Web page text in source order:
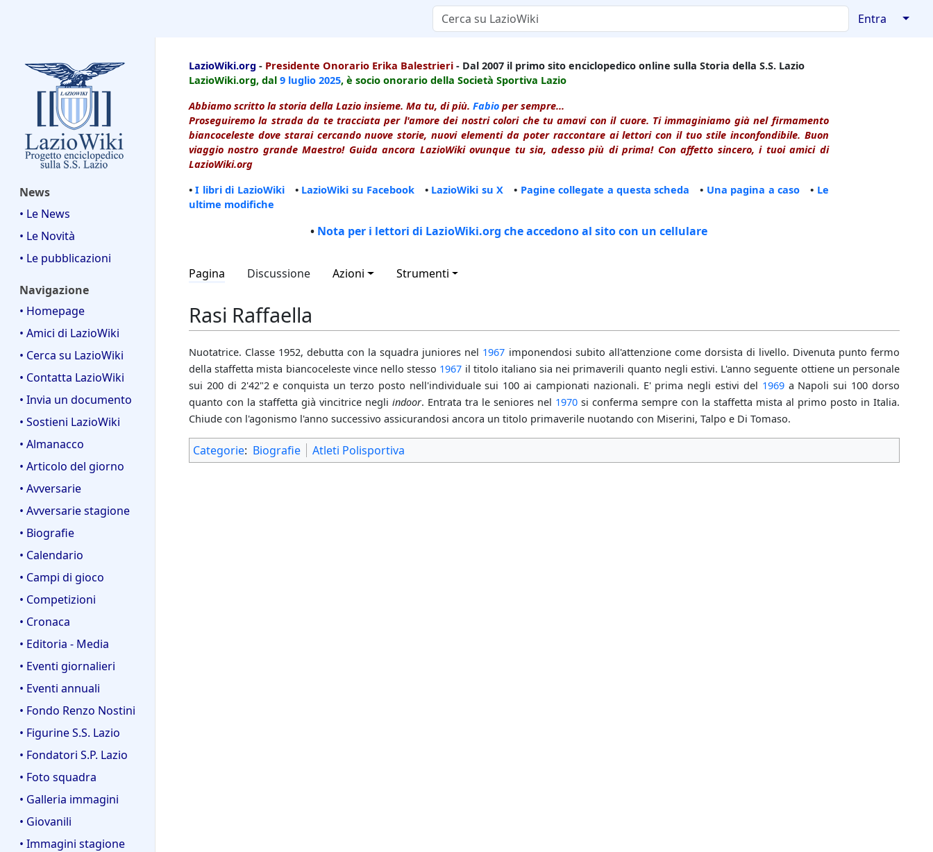
Entra ↓
News
• Le News
• Le Novità
• Le pubblicazioni
Navigazione
• Homepage
• Amici di LazioWiki
• Cerca su LazioWiki
• Contatta LazioWiki
• Invia un documento
• Sostieni LazioWiki
• Almanacco
• Articolo del giorno
• Avversarie
• Avversarie stagione
• Biografie
• Calendario
• Campi di gioco
• Competizioni
• Cronaca
• Editoria - Media
• Eventi giornalieri
• Eventi annuali
• Fondo Renzo Nostini
• Figurine S.S. Lazio
• Fondatori S.P. Lazio
• Foto squadra
• Galleria immagini
• Giovanili
• Immagini stagione
LazioWiki.org - Presidente Onorario Erika Balestrieri - Dal 2007 il primo sito enciclopedico online sulla Storia della S.S. Lazio
LazioWiki.org, dal 9 luglio 2025, è socio onorario della Società Sportiva Lazio
Abbiamo scritto la storia della Lazio insieme. Ma tu, di più. Fabio per sempre...
Proseguiremo la strada da te tracciata per l'amore dei nostri colori che tu amavi con il cuore. Ti immaginiamo già nel firmamento
biancoceleste dove starai cercando nuove storie, nuovi elementi da poter raccontare ai lettori con il tuo stile inconfondibile. Buon
viaggio nostro grande Maestro! Guida ancora LazioWiki ovunque tu sia, adesso più di prima! Con affetto sincero, i tuoi amici di
LazioWiki.org
•I libri di LazioWiki• LazioWiki su Facebook • LazioWiki su X • Pagine collegate a questa scheda • Una pagina a caso • Le
ultime modifiche
• Nota per i lettori di LazioWiki.org che accedono al sito con un cellulare
Pagina Discussione Azioni Strumenti
Rasi Raffaella
Nuotatrice. Classe 1952, debutta con la squadra juniores nel 1967 imponendosi subito all'attenzione come dorsista di livello. Divenuta punto fermo
della staffetta mista biancoceleste vince nello stesso 1967 il titolo italiano sia nei primaverili quanto negli estivi. L'anno seguente ottiene un personale
sui 200 di 2'42"2 e conquista un terzo posto nell'individuale sui 100 ai campionati nazionali. E' prima negli estivi del 1969a Napoli sui 100 dorso
quanto con la staffetta già vincitrice negli indoor. Entrata tra le seniores nel 1970 si conferma sempre con la staffetta mista al primo posto in Italia.
Chiude con l'agonismo l'anno successivo assicurandosi ancora un titolo primaverile nuotando con Miserini, Talpo e Di Tomaso.
Categorie: Biografie Atleti Polisportiva